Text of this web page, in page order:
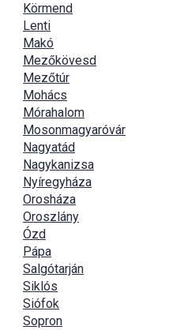
Körmend
Lenti
Makó
Mezőkövesd
Mezőtúr
Mohács
Mórahalom
Mosonmagyaróvár
Nagyatád
Nagykanizsa
Nyíregyháza
Orosháza
Oroszlány
Ózd
Pápa
Salgótarján
Siklós
Siófok
Sopron